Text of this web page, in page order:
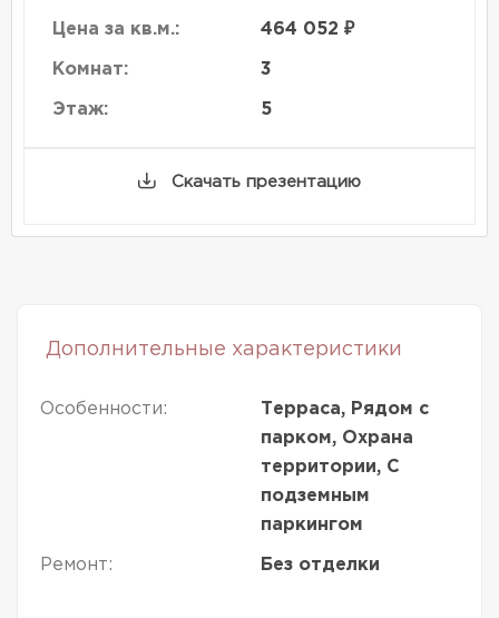
Цена за кв.м.: 464 052 ₽
Комнат: 3
Этаж: 5
Скачать презентацию
Дополнительные характеристики
Особенности:
Терраса, Рядом с
парком, Охрана
территории, С
подземным
паркингом
Ремонт: Без отделки